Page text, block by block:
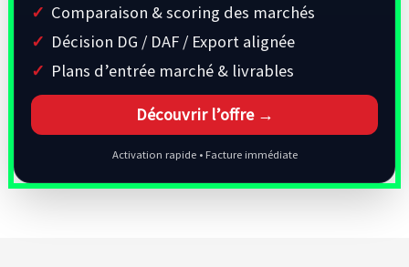
Comparaison & scoring des marchés
Décision DG / DAF / Export alignée
Plans d’entrée marché & livrables
Découvrir l’offre →
Activation rapide • Facture immédiate